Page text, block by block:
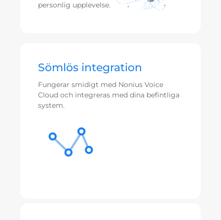
personlig upplevelse.
Sömlös integration
Fungerar smidigt med Nonius Voice
Cloud och integreras med dina befintliga
system.